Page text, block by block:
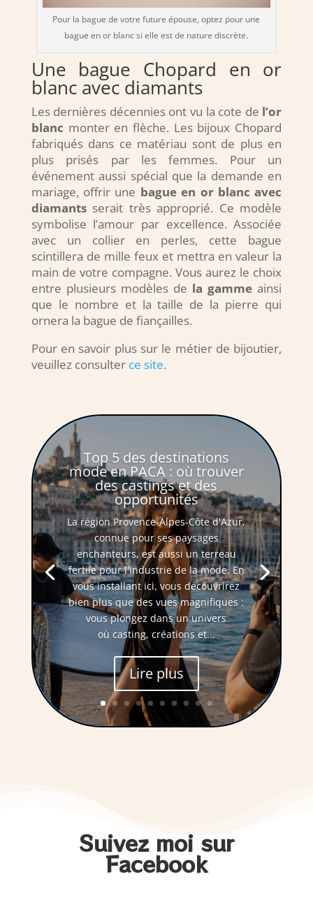
Pour la bague de votre future épouse, optez pour une
bague en or blanc si elle est de nature discrète.
Une bague Chopard en or
blanc avec diamants
Les dernières décennies ont vu la cote de l’or
blanc monter en flèche. Les bijoux Chopard
fabriqués dans ce matériau sont de plus en
plus prisés par les femmes. Pour un
événement aussi spécial que la demande en
mariage, offrir une bague en or blanc avec
diamantsserait très approprié. Ce modèle
symbolise l’amour par excellence. Associée
avec un collier en perles, cette bague
scintillera de mille feux et mettra en valeur la
main de votre compagne. Vous aurez le choix
entre plusieurs modèles de la gamme ainsi
que le nombre et la taille de la pierre qui
ornera la bague de fiançailles.
Pour en savoir plus sur le métier de bijoutier,
veuillez consulter ce site.
Top 5 des destinations
mode en PACA : où trouver
des castings et des
opportunités
La région Provence-Alpes-Côte d'Azur,
connue pour ses paysages
enchanteurs, est aussi un terreau
fertile pour l'industrie de la mode. En
vous installant ici, vous découvrirez
bien plus que des vues magnifiques :
vous plongez dans un univers
où casting, créations et...
Lire plus
Suivez moi sur
Facebook